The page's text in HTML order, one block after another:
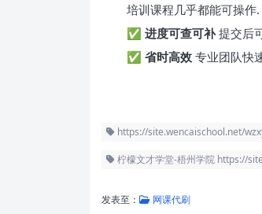
培训课程几乎都能可操作.
✅ 进度可查可补提交后
✅ 省时高效 专业团队快
https://site.wencaischool.net/
柠檬文才学堂-梧州学院 https://
发表至： 网课代刷